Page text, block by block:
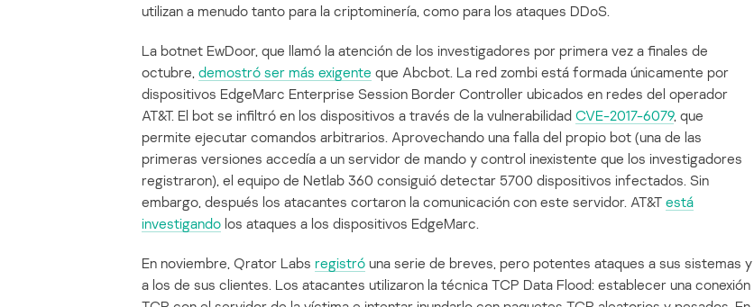
utilizan a menudo tanto para la criptominería, como para los ataques DDoS.
La botnet EwDoor, que llamó la atención de los investigadores por primera vez a finales de
octubre, demostró ser más exigente que Abcbot. La red zombi está formada únicamente por
dispositivos EdgeMarc Enterprise Session Border Controller ubicados en redes del operador
AT&T. El bot se infiltró en los dispositivos a través de la vulnerabilidad CVE-2017-6079, que
permite ejecutar comandos arbitrarios. Aprovechando una falla del propio bot (una de las
primeras versiones accedía a un servidor de mando y control inexistente que los investigadores
registraron), el equipo de Netlab 360 consiguió detectar 5700 dispositivos infectados. Sin
embargo, después los atacantes cortaron la comunicación con este servidor. AT&T está
investigando los ataques a los dispositivos EdgeMarc.
En noviembre, Qrator Labs registró una serie de breves, pero potentes ataques a sus sistemas y
a los de sus clientes. Los atacantes utilizaron la técnica TCP Data Flood: establecer una conexión